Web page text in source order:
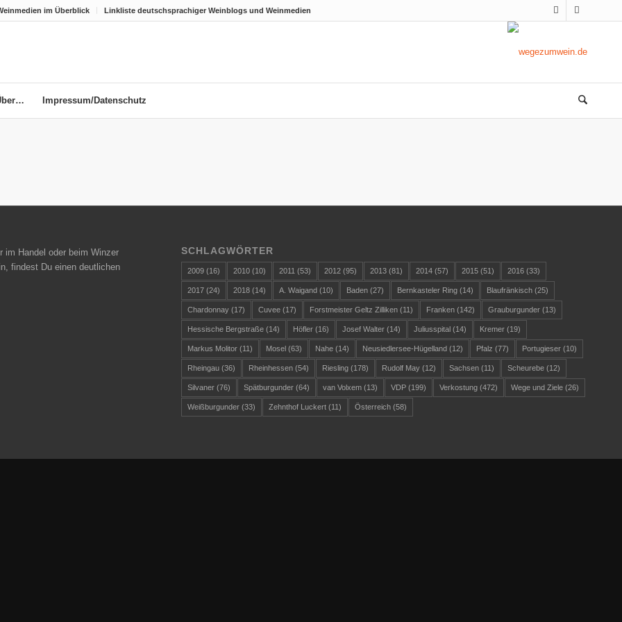
im Überblick Linkliste deutschsprachiger Weinblogs und Weinmedien
Impressum/Datenschutz
im Handel oder beim Winzer
findest Du einen deutlichen
SCHLAGWÖRTER
2009 (16) 2010 (10) 2011 (53) 2012 (95) 2013 (81) 2014 (57) 2015 (51) 2016 (33)
2017 (24) 2018 (14) A. Waigand (10) Baden (27) Bernkasteler Ring (14) Blaufränkisch (25)
Chardonnay (17) Cuvee (17) Forstmeister Geltz Zilliken (11) Franken (142) Grauburgunder (13)
Hessische Bergstraße (14) Höfler (16) Josef Walter (14) Juliusspital (14) Kremer (19)
Markus Molitor (11) Mosel (63) Nahe (14) Neusiedlersee-Hügelland (12) Pfalz (77) Portugieser (10)
Rheingau (36) Rheinhessen (54) Riesling (178) Rudolf May (12) Sachsen (11) Scheurebe (12)
Silvaner (76) Spätburgunder (64) van Volxem (13) VDP (199) Verkostung (472) Wege und Ziele (26)
Weißburgunder (33) Zehnthof Luckert (11) Österreich (58)